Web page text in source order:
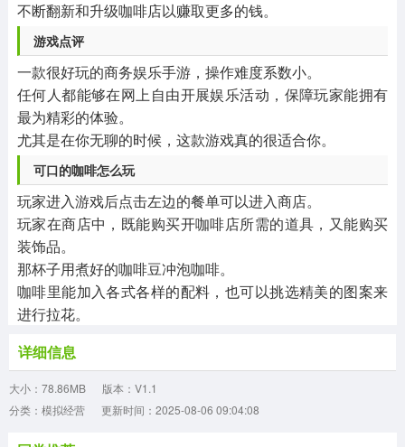
不断翻新和升级咖啡店以赚取更多的钱。
游戏点评
一款很好玩的商务娱乐手游，操作难度系数小。
任何人都能够在网上自由开展娱乐活动，保障玩家能拥有
最为精彩的体验。
尤其是在你无聊的时候，这款游戏真的很适合你。
可口的咖啡怎么玩
玩家进入游戏后点击左边的餐单可以进入商店。
玩家在商店中，既能购买开咖啡店所需的道具，又能购买
装饰品。
那杯子用煮好的咖啡豆冲泡咖啡。
咖啡里能加入各式各样的配料，也可以挑选精美的图案来
进行拉花。
详细信息
大小：78.86MB
版本：V1.1
分类：模拟经营
更新时间：2025-08-06 09:04:08